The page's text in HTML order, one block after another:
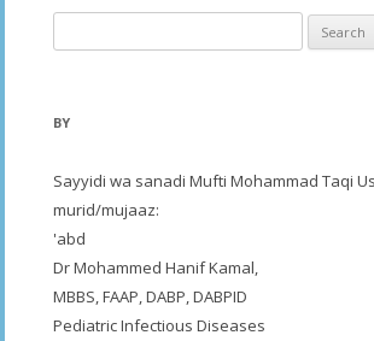
for:
BY
Sayyidi wa sanadi Mufti Mohammad Taqi
murid/mujaaz:
'abd
Dr Mohammed Hanif Kamal,
MBBS, FAAP, DABP, DABPID
Pediatric Infectious Diseases